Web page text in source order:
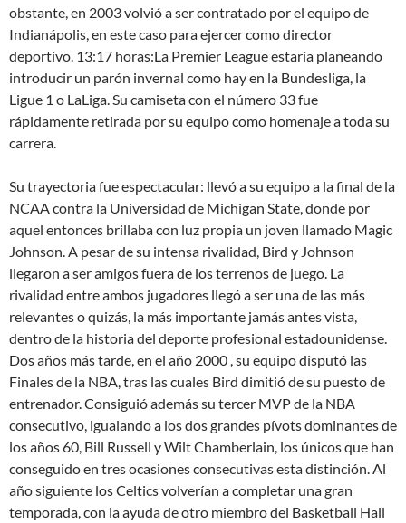
obstante, en 2003 volvió a ser contratado por el equipo de
Indianápolis, en este caso para ejercer como director
deportivo. 13:17 horas:La Premier League estaría planeando
introducir un parón invernal como hay en la Bundesliga, la
Ligue 1 o LaLiga. Su camiseta con el número 33 fue
rápidamente retirada por su equipo como homenaje a toda su
carrera.
Su trayectoria fue espectacular: llevó a su equipo a la final de la
NCAA contra la Universidad de Michigan State, donde por
aquel entonces brillaba con luz propia un joven llamado Magic
Johnson. A pesar de su intensa rivalidad, Bird y Johnson
llegaron a ser amigos fuera de los terrenos de juego. La
rivalidad entre ambos jugadores llegó a ser una de las más
relevantes o quizás, la más importante jamás antes vista,
dentro de la historia del deporte profesional estadounidense.
Dos años más tarde, en el año 2000 , su equipo disputó las
Finales de la NBA, tras las cuales Bird dimitió de su puesto de
entrenador. Consiguió además su tercer MVP de la NBA
consecutivo, igualando a los dos grandes pívots dominantes de
los años 60, Bill Russell y Wilt Chamberlain, los únicos que han
conseguido en tres ocasiones consecutivas esta distinción. Al
año siguiente los Celtics volverían a completar una gran
temporada, con la ayuda de otro miembro del Basketball Hall